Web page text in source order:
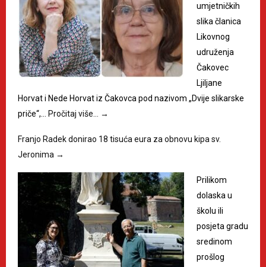
umjetničkih
slika članica
Likovnog
udruženja
Čakovec
Ljiljane
Horvat i Nede Horvat iz Čakovca pod nazivom „Dvije slikarske
priče“,… Pročitaj više… →
Franjo Radek donirao 18 tisuća eura za obnovu kipa sv.
Jeronima →
Prilikom
dolaska u
školu ili
posjeta gradu
sredinom
prošlog